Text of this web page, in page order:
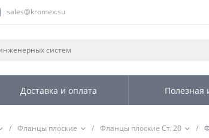
sales@kromex.su
Доставка и оплата Полезная
/ Фланцы плоские / Фланцы плоские Ст. 20 /